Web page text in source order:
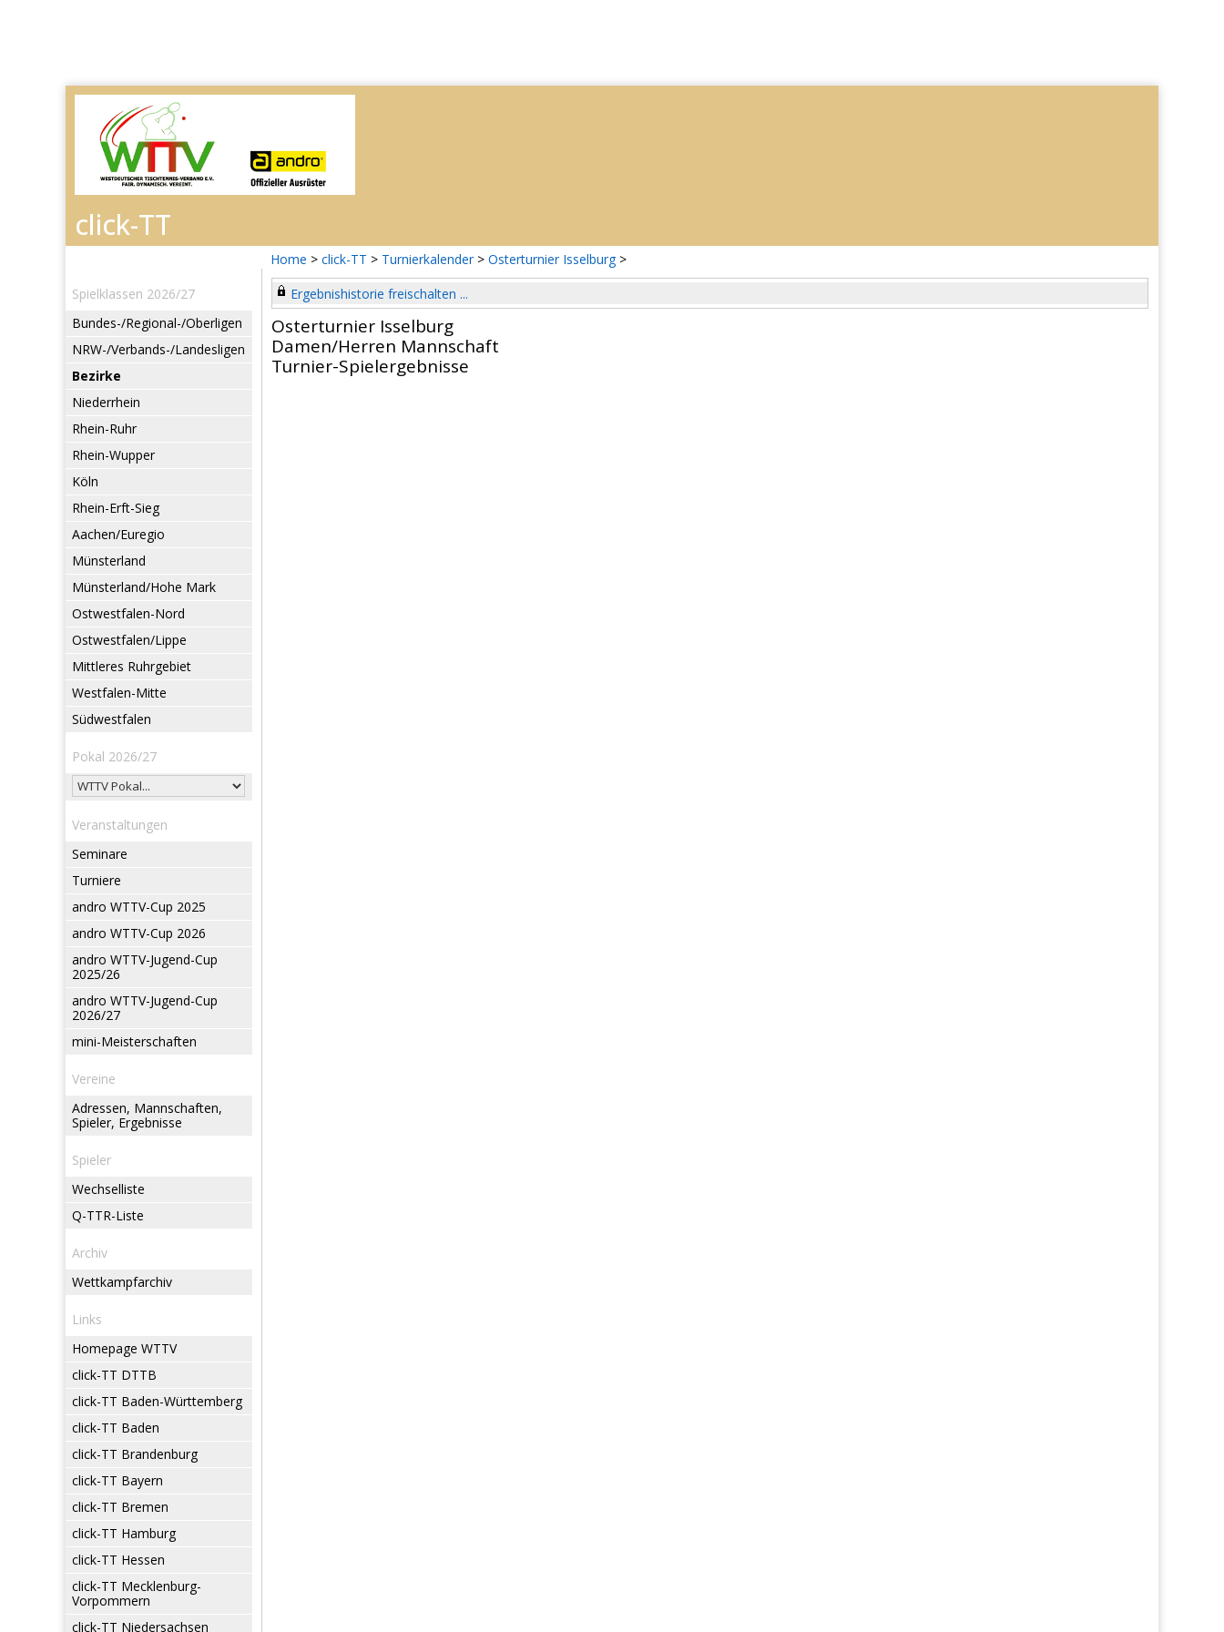
Home > click-TT > Turnierkalender > Osterturnier Isselburg >
Spielklassen 2026/27
Bundes-/Regional-/Oberligen
NRW-/Verbands-/Landesligen
Bezirke
Niederrhein
Rhein-Ruhr
Rhein-Wupper
Köln
Rhein-Erft-Sieg
Aachen/Euregio
Münsterland
Münsterland/Hohe Mark
Ostwestfalen-Nord
Ostwestfalen/Lippe
Mittleres Ruhrgebiet
Westfalen-Mitte
Südwestfalen
Pokal 2026/27
Veranstaltungen
Seminare
Turniere
andro WTTV-Cup 2025
andro WTTV-Cup 2026
andro WTTV-Jugend-Cup
2025/26
andro WTTV-Jugend-Cup
2026/27
mini-Meisterschaften
Vereine
Adressen, Mannschaften,
Spieler, Ergebnisse
Spieler
Wechselliste
Q-TTR-Liste
Archiv
Wettkampfarchiv
Links
Homepage WTTV
click-TT DTTB
click-TT Baden-Württemberg
click-TT Baden
click-TT Brandenburg
click-TT Bayern
click-TT Bremen
click-TT Hamburg
click-TT Hessen
click-TT Mecklenburg-
Vorpommern
click-TT Niedersachsen
Ergebnishistorie freischalten ...
Osterturnier Isselburg
Damen/Herren Mannschaft
Turnier-Spielergebnisse